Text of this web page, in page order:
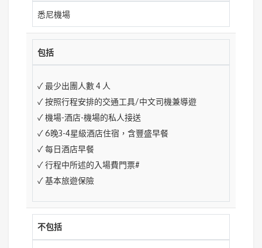
悉尼機場
包括
✓ 最少出團人數 4 人
✓ 按照行程安排的交通工具/中文司機兼導遊
✓ 機場-酒店-機場的私人接送
✓ 6晚3-4星級酒店住宿，含豐盛早餐
✓ 每日酒店早餐
✓ 行程中所述的入場費門票#
✓ 基本旅遊保險
不包括